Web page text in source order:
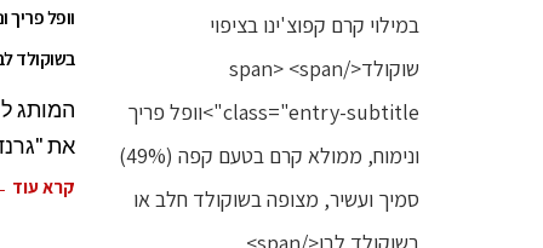
בשוקולד
המותג
את
קרא עוד